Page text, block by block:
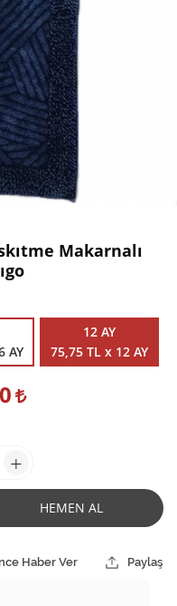
Makarnalı
AY
12 AY
75,75 TL x 12 AY
+
HEMEN AL
Haber Ver Paylaş